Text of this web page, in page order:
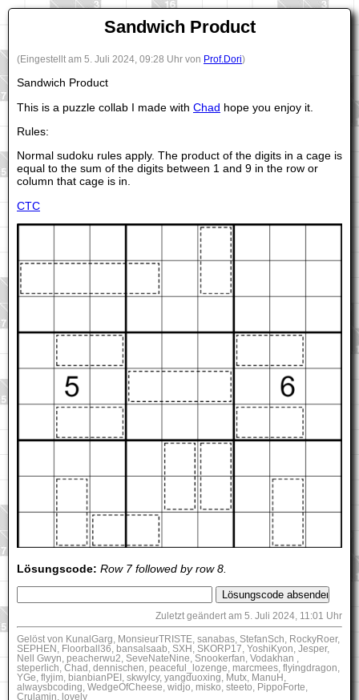
Sandwich Product
(Eingestellt am 5. Juli 2024, 09:28 Uhr von Prof.Dori)
Sandwich Product
This is a puzzle collab I made with Chad hope you enjoy it.
Rules:
Normal sudoku rules apply. The product of the digits in a cage is
equal to the sum of the digits between 1 and 9 in the row or
column that cage is in.
CTC
Lösungscode: Row 7 followed by row 8.
Zuletzt geändert am 5. Juli 2024, 11:01 Uhr
Gelöst von KunalGarg, MonsieurTRISTE, sanabas, StefanSch, RockyRoer,
SEPHEN, Floorball36, bansalsaab, SXH, SKORP17, YoshiKyon, Jesper,
Nell Gwyn, peacherwu2, SeveNateNine, Snookerfan, Vodakhan ,
steperlich, Chad, dennischen, peaceful_lozenge, marcmees, flyingdragon,
YGe, flyjim, bianbianPEI, skwylcy, yangduoxing, Mutx, ManuH,
alwaysbcoding, WedgeOfCheese, widjo, misko, steeto, PippoForte,
Crulamin, lovely